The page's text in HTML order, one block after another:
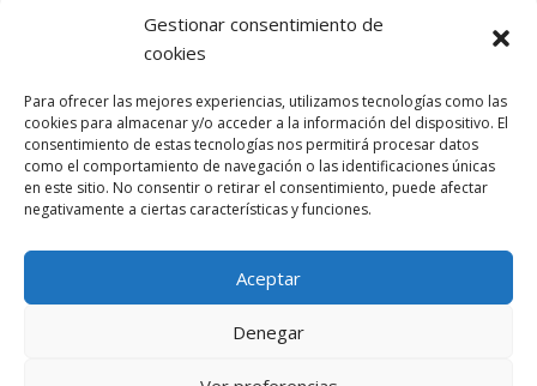
Gestionar consentimiento de
cookies
Para ofrecer las mejores experiencias, utilizamos tecnologías como las
cookies para almacenar y/o acceder a la información del dispositivo. El
consentimiento de estas tecnologías nos permitirá procesar datos
como el comportamiento de navegación o las identificaciones únicas
en este sitio. No consentir o retirar el consentimiento, puede afectar
negativamente a ciertas características y funciones.
Aceptar
Denegar
Deja una respuesta
Lo siento, debes estarconectadopara publicar un
comentario.
Entra con tu red social